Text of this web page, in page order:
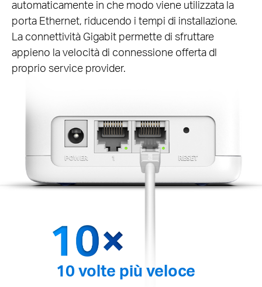
automaticamente in che modo viene utilizzata la
porta Ethernet, riducendo i tempi di installazione.
La connettività Gigabit permette di sfruttare
appieno la velocità di connessione offerta dl
proprio service provider.
10 volte più veloce